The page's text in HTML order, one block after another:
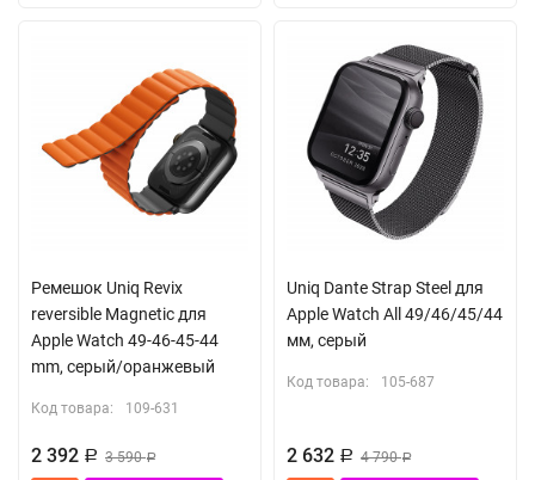
Ремешок Uniq Revix
reversible Magnetic для
Apple Watch 49-46-45-44
mm, серый/оранжевый
Код товара: 109-631
2 392 Р 3 590Р
Uniq Dante Strap Steel для
Apple Watch All 49/46/45/44
мм, серый
Код товара: 105-687
2 632 Р 4 790Р